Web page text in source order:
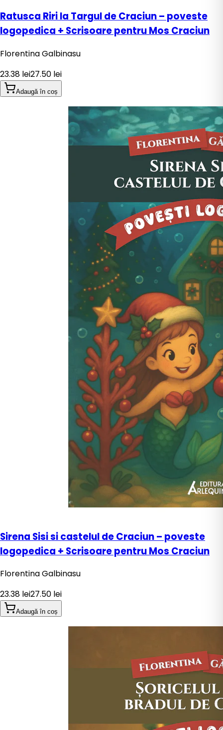
Ratusca Riri la Targul de Craciun – poveste
logopedica + Scrisoare pentru Mos Craciun
Florentina Galbinasu
23.38 lei27.50 lei
Adaugă în coș
Sirena Sisi si castelul de Craciun – poveste
logopedica + Scrisoare pentru Mos Craciun
Florentina Galbinasu
23.38 lei27.50 lei
Adaugă în coș